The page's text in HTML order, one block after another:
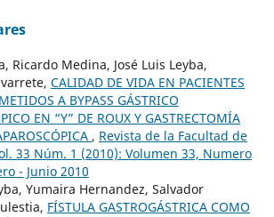
Ricardo Medina, José Luis Leyba,
CALIDAD DE VIDA EN PACIENTES
A BYPASS GÁSTRICO
EN “Y” DE ROUX Y GASTRECTOMÍA
, Revista de la Facultad de
33 Núm. 1 (2010): Volumen 33, Numero
- Junio 2010
Yumaira Hernandez, Salvador
FÍSTULA GASTROGÁSTRICA COMO